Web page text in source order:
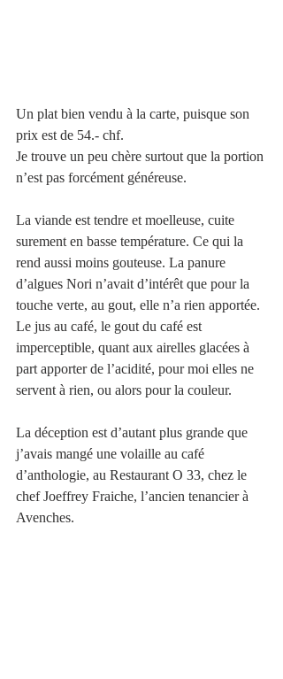
Un plat bien vendu à la carte, puisque son
prix est de 54.- chf.
Je trouve un peu chère surtout que la portion
n’est pas forcément généreuse.
La viande est tendre et moelleuse, cuite
surement en basse température. Ce qui la
rend aussi moins gouteuse. La panure
d’algues Nori n’avait d’intérêt que pour la
touche verte, au gout, elle n’a rien apportée.
Le jus au café, le gout du café est
imperceptible, quant aux airelles glacées à
part apporter de l’acidité, pour moi elles ne
servent à rien, ou alors pour la couleur.
La déception est d’autant plus grande que
j’avais mangé une volaille au café
d’anthologie, au Restaurant O 33, chez le
chef Joeffrey Fraiche, l’ancien tenancier à
Avenches.